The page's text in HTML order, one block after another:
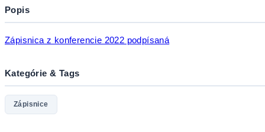
Popis
Zápisnica z konferencie 2022 podpísaná
Kategórie & Tags
Zápisnice